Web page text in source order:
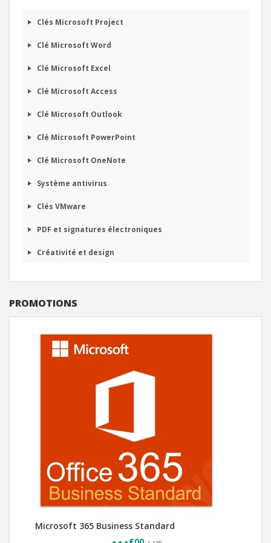
Clés Microsoft Project
Clé Microsoft Word
Clé Microsoft Excel
Clé Microsoft Access
Clé Microsoft Outlook
Clé Microsoft PowerPoint
Clé Microsoft OneNote
Système antivirus
Clés VMware
PDF et signatures électroniques
Créativité et design
PROMOTIONS